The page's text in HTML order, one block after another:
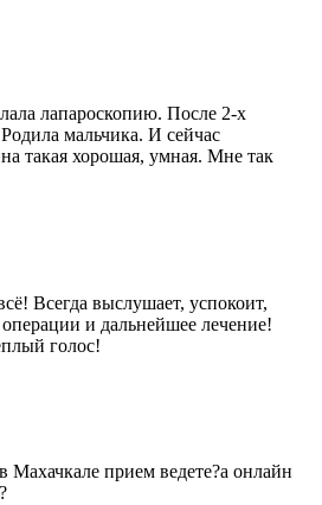
лапароскопию. После 2-х
мальчика. И сейчас
такая хорошая, умная. Мне так
Всегда выслушает, успокоит,
и дальнейшее лечение!
голос!
Махачкале прием ведете?а онлайн